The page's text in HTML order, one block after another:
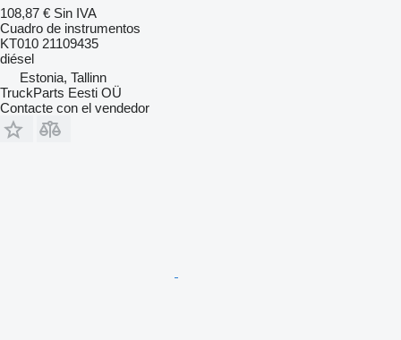
108,87 € Sin IVA
Cuadro de instrumentos
KT010 21109435
diésel
Estonia, Tallinn
TruckParts Eesti OÜ
Contacte con el vendedor